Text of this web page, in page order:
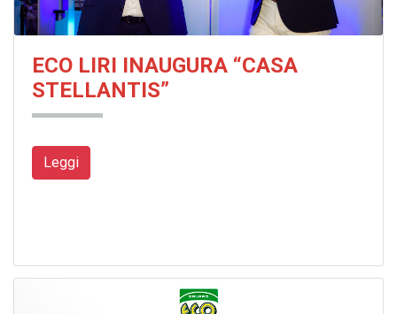
ECO LIRI INAUGURA “CASA
STELLANTIS”
Leggi